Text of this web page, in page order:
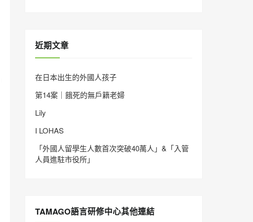
近期文章
在日本出生的外國人孩子
第14案｜餓死的無戶籍老婦
Lily
I LOHAS
「外國人留學生人數首次突破40萬人」&「入管
人員進駐市役所」
TAMAGO語言研修中心其他連結